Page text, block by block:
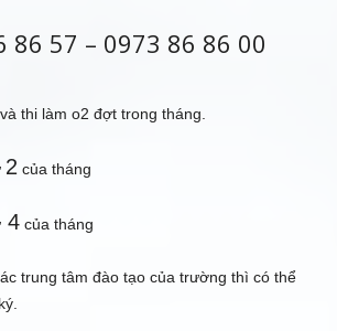
86 57 – 0973 86 86 00
thi làm o2 đợt trong tháng.
2 của tháng
4 của tháng
trung tâm đào tạo của trường thì có thể